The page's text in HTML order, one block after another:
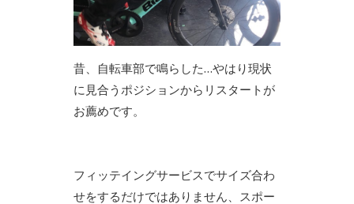
昔、自転車部で鳴らした…やはり現状
に見合うポジションからリスタートが
お薦めです。
フィッテイングサービスでサイズ合わ
せをするだけではありません、スポー